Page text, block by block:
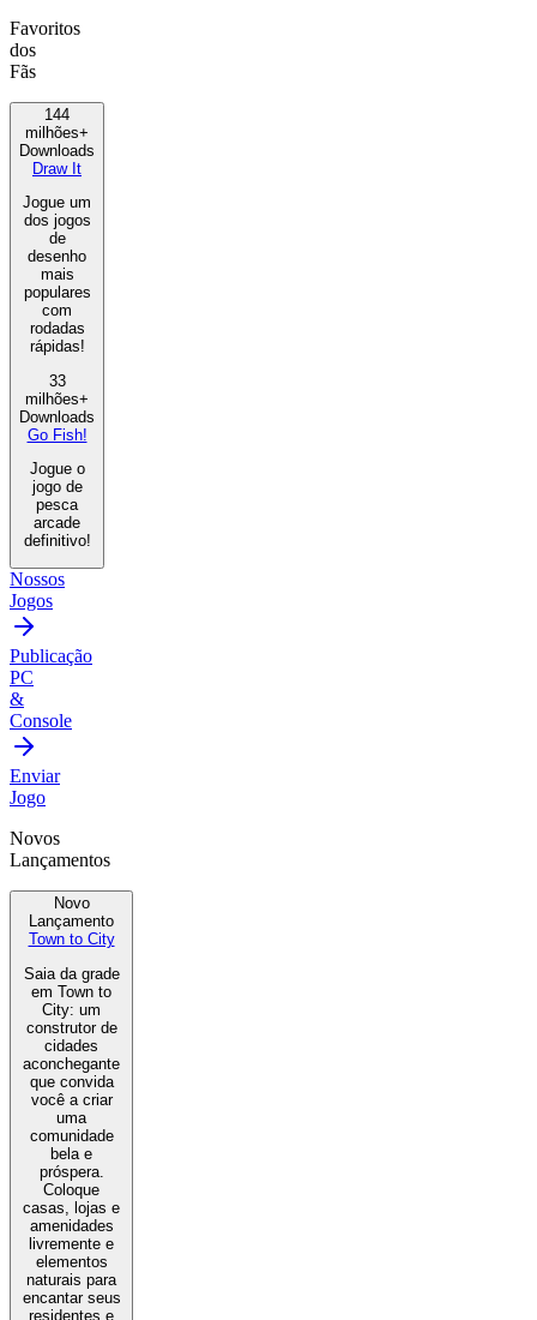
Favoritos
dos
Fãs
144
milhões+
Downloads
Draw It
Jogue um
dos jogos
de
desenho
mais
populares
com
rodadas
rápidas!
33
milhões+
Downloads
Go Fish!
Jogue o
jogo de
pesca
arcade
definitivo!
Nossos
Jogos
Publicação
PC
&
Console
Enviar
Jogo
Novos
Lançamentos
Novo
Lançamento
Town to City
Saia da grade
em Town to
City: um
construtor de
cidades
aconchegante
que convida
você a criar
uma
comunidade
bela e
próspera.
Coloque
casas, lojas e
amenidades
livremente e
elementos
naturais para
encantar seus
residentes e